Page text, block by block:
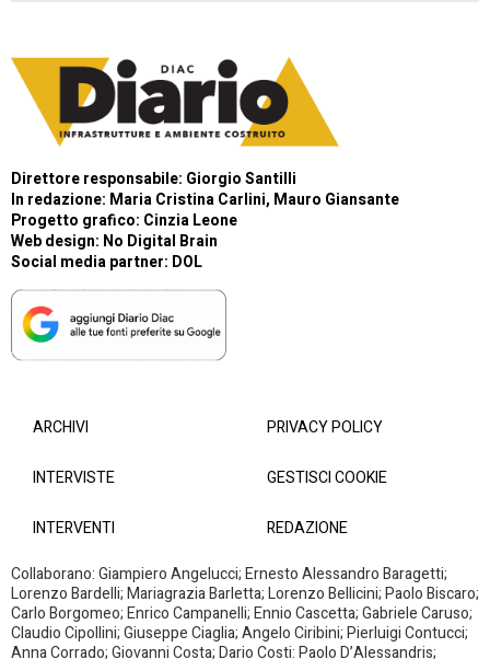
Direttore responsabile: Giorgio Santilli
In redazione: Maria Cristina Carlini, Mauro Giansante
Progetto grafico: Cinzia Leone
Web design: No Digital Brain
Social media partner: DOL
ARCHIVI
INTERVISTE
INTERVENTI
PRIVACY POLICY
GESTISCI COOKIE
REDAZIONE
Collaborano: Giampiero Angelucci; Ernesto Alessandro Baragetti;
Lorenzo Bardelli; Mariagrazia Barletta; Lorenzo Bellicini; Paolo Biscaro;
Carlo Borgomeo; Enrico Campanelli; Ennio Cascetta; Gabriele Caruso;
Claudio Cipollini; Giuseppe Ciaglia; Angelo Ciribini; Pierluigi Contucci;
Anna Corrado; Giovanni Costa; Dario Costi: Paolo D’Alessandris;